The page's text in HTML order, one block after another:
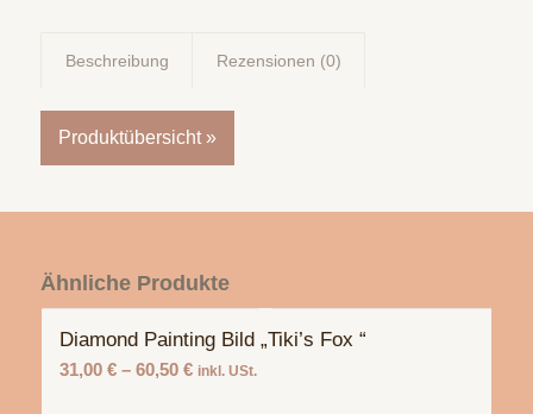
Beschreibung Rezensionen (0)
Produktübersicht »
Ähnliche Produkte
Diamond Painting Bild „Tiki’s Fox “
31,00 €– 60,50 € inkl. USt.